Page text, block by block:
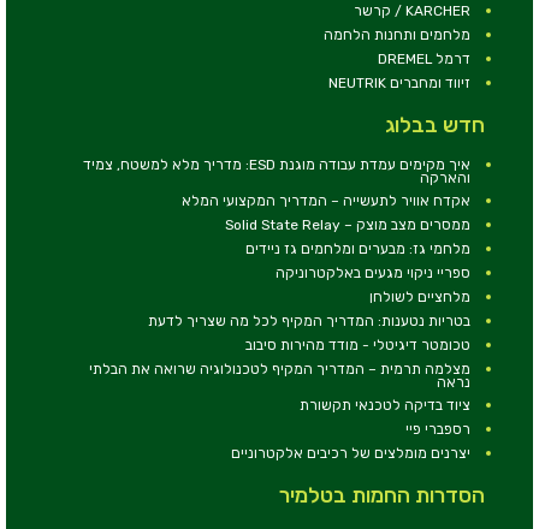
KARCHER / קרשר
מלחמים ותחנות הלחמה
דרמל DREMEL
זיווד ומחברים NEUTRIK
חדש בבלוג
איך מקימים עמדת עבודה מוגנת ESD: מדריך מלא למשטח, צמיד
והארקה
אקדח אוויר לתעשייה – המדריך המקצועי המלא
ממסרים מצב מוצק – Solid State Relay
מלחמי גז: מבערים ומלחמים גז ניידים
ספריי ניקוי מגעים באלקטרוניקה
מלחציים לשולחן
בטריות נטענות: המדריך המקיף לכל מה שצריך לדעת
טכומטר דיגיטלי - מודד מהירות סיבוב
מצלמה תרמית – המדריך המקיף לטכנולוגיה שרואה את הבלתי
נראה
ציוד בדיקה לטכנאי תקשורת
רספברי פיי
יצרנים מומלצים של רכיבים אלקטרוניים
הסדרות החמות בטלמיר